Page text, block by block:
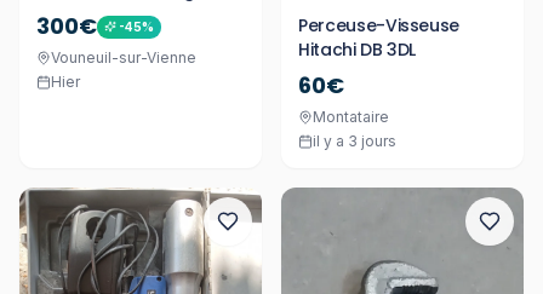
300€ -45%
Vouneuil-sur-Vienne
Hier
Perceuse-Visseuse
Hitachi DB 3DL
60€
Montataire
il y a 3 jours